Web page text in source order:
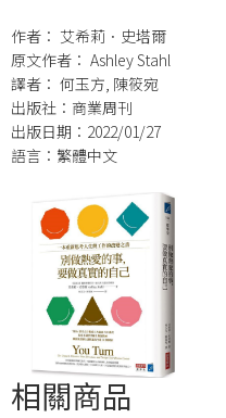
作者： 艾希莉．史塔爾
原文作者： Ashley Stahl
譯者： 何玉方, 陳筱宛
出版社：商業周刊
出版日期：2022/01/27
語言：繁體中文
相關商品